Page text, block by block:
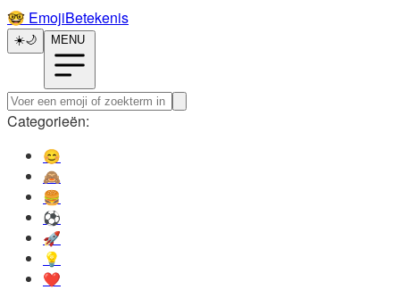
🤓️ EmojiBetekenis
☀️🌙 MENU
Categorieën:
😊️
🙈️
🍔️
⚽️
🚀️
💡️
❤️